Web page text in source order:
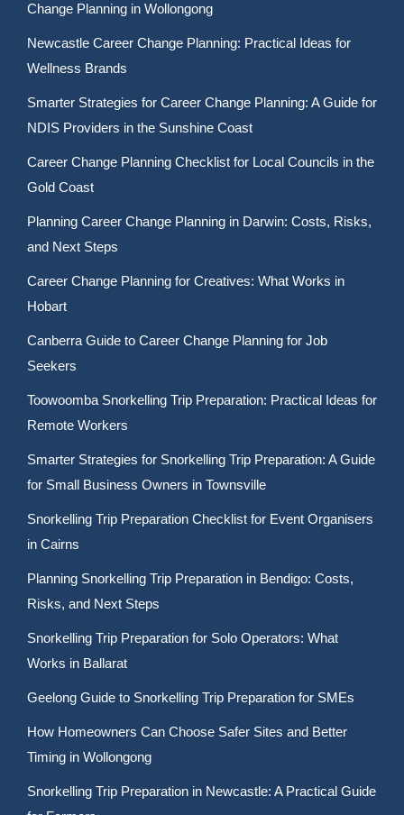
Change Planning in Wollongong
Newcastle Career Change Planning: Practical Ideas for
Wellness Brands
Smarter Strategies for Career Change Planning: A Guide for
NDIS Providers in the Sunshine Coast
Career Change Planning Checklist for Local Councils in the
Gold Coast
Planning Career Change Planning in Darwin: Costs, Risks,
and Next Steps
Career Change Planning for Creatives: What Works in
Hobart
Canberra Guide to Career Change Planning for Job
Seekers
Toowoomba Snorkelling Trip Preparation: Practical Ideas for
Remote Workers
Smarter Strategies for Snorkelling Trip Preparation: A Guide
for Small Business Owners in Townsville
Snorkelling Trip Preparation Checklist for Event Organisers
in Cairns
Planning Snorkelling Trip Preparation in Bendigo: Costs,
Risks, and Next Steps
Snorkelling Trip Preparation for Solo Operators: What
Works in Ballarat
Geelong Guide to Snorkelling Trip Preparation for SMEs
How Homeowners Can Choose Safer Sites and Better
Timing in Wollongong
Snorkelling Trip Preparation in Newcastle: A Practical Guide